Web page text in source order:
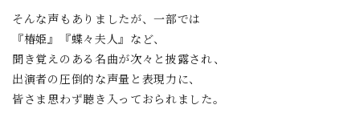
そんな声もありましたが、一部では
『椿姫』『蝶々夫人』など、
聞き覚えのある名曲が次々と披露され、
出演者の圧倒的な声量と表現力に、
皆さま思わず聴き入っておられました。